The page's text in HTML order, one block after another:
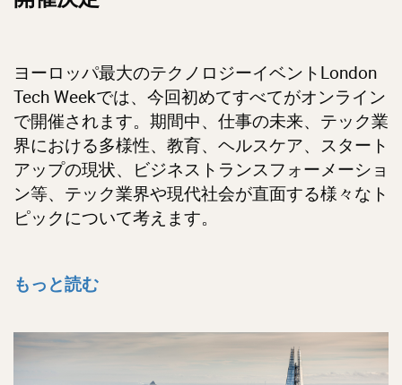
ヨーロッパ最大のテクノロジーイベントLondon
Tech Weekでは、今回初めてすべてがオンライン
で開催されます。期間中、仕事の未来、テック業
界における多様性、教育、ヘルスケア、スタート
アップの現状、ビジネストランスフォーメーショ
ン等、テック業界や現代社会が直面する様々なト
ピックについて考えます。
もっと読む